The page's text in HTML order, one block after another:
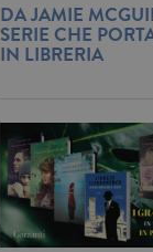
DA JAMIE
SERIE CHE
IN LIBRERIA